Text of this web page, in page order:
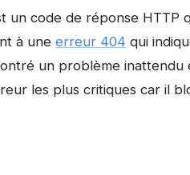
code de réponse HTTP
à une erreur 404 qui
un problème inattendu
les plus critiques car il